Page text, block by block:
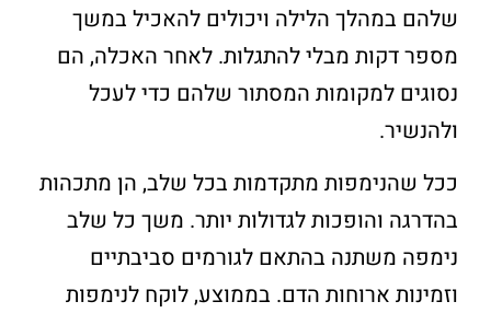
שלהם במהלך הלילה ויכולים להאכיל במשך
מספר דקות מבלי להתגלות. לאחר האכלה, הם
נסוגים למקומות המסתור שלהם כדי לעכל
ולהנשיר.
ככל שהנימפות מתקדמות בכל שלב, הן מתכהות
בהדרגה והופכות לגדולות יותר. משך כל שלב
נימפה משתנה בהתאם לגורמים סביבתיים
וזמינות ארוחות הדם. בממוצע, לוקח לנימפות